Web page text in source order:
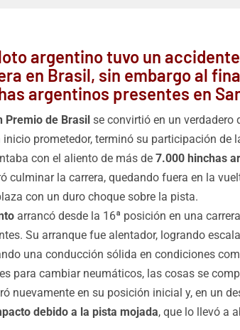
argentino tuvo un
en Brasil, sin embargo al
argentinos presentes en
Premio de Brasilse convirtió en un verdadero
inicio prometedor, terminó su participación de
con el aliento de más de 7.000 hinchas
culminar la carrera, quedando fuera en la
con un duro choque sobre la pista.
arrancó desde la 16ª posición en una
Su arranque fue alentador, logrando
una conducción sólida en condiciones
para cambiar neumáticos, las cosas se
nuevamente en su posición inicial y, en un
debido a la pista mojada, que lo llevó a